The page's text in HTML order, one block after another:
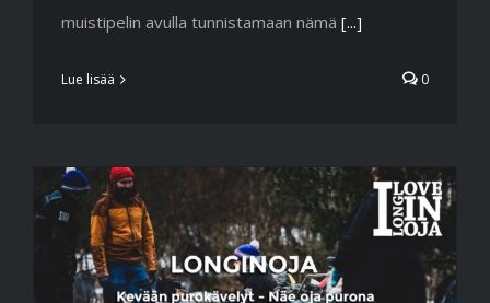
muistipelin avulla tunnistamaan nämä [...]
Lue lisää 0